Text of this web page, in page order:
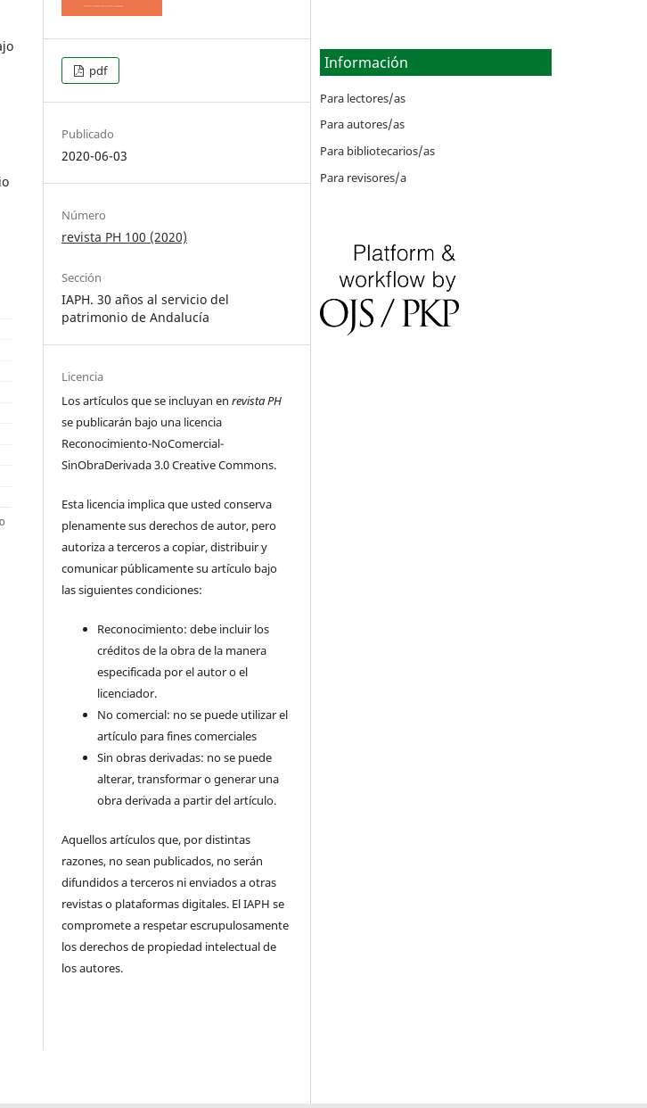
pdf
Publicado
2020-06-03
Número
revista PH 100 (2020)
Sección
IAPH. 30 años al servicio del
patrimonio de Andalucía
Licencia
Los artículos que se incluyan enrevista PH
se publicarán bajo una licencia
Reconocimiento-NoComercial-
SinObraDerivada 3.0 Creative Commons.
Esta licencia implica que usted conserva
plenamente sus derechos de autor, pero
autoriza a terceros a copiar, distribuir y
comunicar públicamente su artículo bajo
las siguientes condiciones:
Reconocimiento: debe incluir los
créditos de la obra de la manera
especificada por el autor o el
licenciador.
No comercial: no se puede utilizar el
artículo para fines comerciales
Sin obras derivadas: no se puede
alterar, transformar o generar una
obra derivada a partir del artículo.
Aquellos artículos que, por distintas
razones, no sean publicados, no serán
difundidos a terceros ni enviados a otras
revistas o plataformas digitales. El IAPH se
compromete a respetar escrupulosamente
los derechos de propiedad intelectual de
los autores.
Información
Para lectores/as
Para autores/as
Para bibliotecarios/as
Para revisores/a